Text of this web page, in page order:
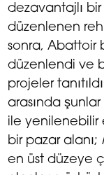
dezavantajlı
düzenlenen
sonra, Abattoir
düzenlendi ve
projeler
arasında şunlar
ile yenilenebilir
bir pazar alanı;
en üst düzeye